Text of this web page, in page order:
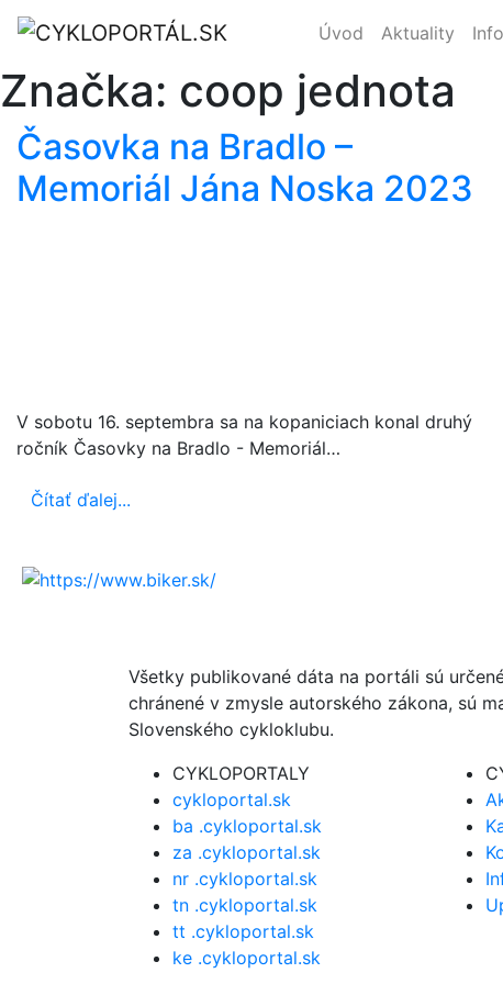
Úvod Aktuality Info
Značka: coop jednota
Časovka na Bradlo –
Memoriál Jána Noska 2023
V sobotu 16. septembra sa na kopaniciach konal druhý
ročník Časovky na Bradlo - Memoriál…
Čítať ďalej...
Všetky publikované dáta na portáli sú
chránené v zmysle autorského zákona, sú
Slovenského cykloklubu.
CYKLOPORTALY
cykloportal.sk
ba .cykloportal.sk
za .cykloportal.sk
nr .cykloportal.sk
tn .cykloportal.sk
tt .cykloportal.sk
ke .cykloportal.sk